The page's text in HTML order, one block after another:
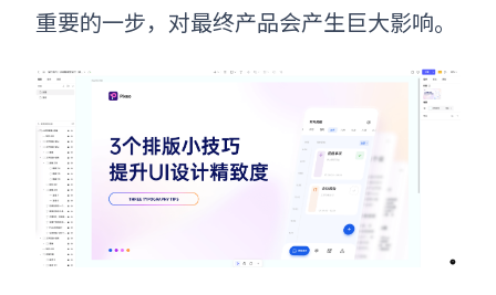
重要的一步，对最终产品会产生巨大影响。